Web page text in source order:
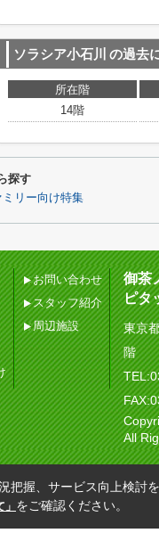
ソラシア小石川 の過去
所在階
14階
探す
ミリー向け特集
お問い合わせ
スタッフ紹介
周辺施設
御茶
ピタ
東京
階
All
把握、サービス向上検討
をご確認ください。